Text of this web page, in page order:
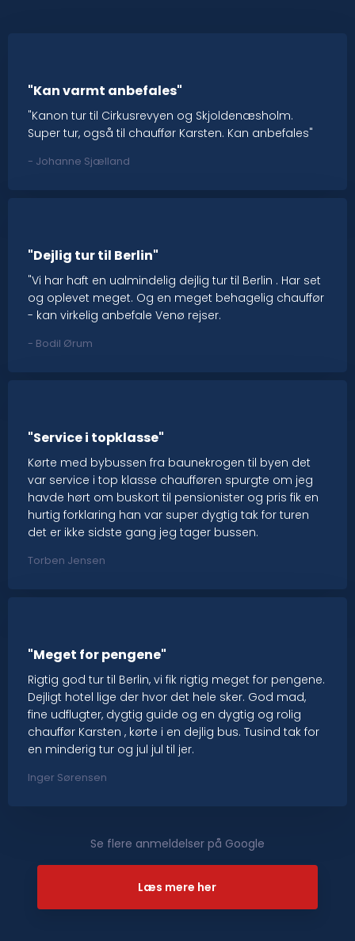
"Kan varmt anbefales"
"Kanon tur til Cirkusrevyen og Skjoldenæsholm.
Super tur, også til chauffør Karsten. Kan anbefales"
​- Johanne Sjælland
"Dejlig tur til Berlin"
"Vi har haft en ualmindelig dejlig tur til Berlin . Har set
og oplevet meget. Og en meget behagelig chauffør
- kan virkelig anbefale Venø rejser.
- Bodil Ørum​
"Service i topklasse"
Kørte med bybussen fra baunekrogen til byen det
var service i top klasse chaufføren spurgte om jeg
havde hørt om buskort til pensionister og pris fik en
hurtig forklaring han var super dygtig tak for turen
det er ikke sidste gang jeg tager bussen.
Torben Jensen
"Meget for pengene"
Rigtig god tur til Berlin, vi fik rigtig meget for pengene.
Dejligt hotel lige der hvor det hele sker. God mad,
fine udflugter, dygtig guide og en dygtig og rolig
chauffør Karsten , kørte i en dejlig bus. Tusind tak for
en minderig tur og jul jul til jer.
Inger Sørensen
Se flere anmeldelser på Google​
Læs mere her​